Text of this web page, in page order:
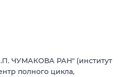
ЧУМАКОВА РАН" (институт
полного цикла,